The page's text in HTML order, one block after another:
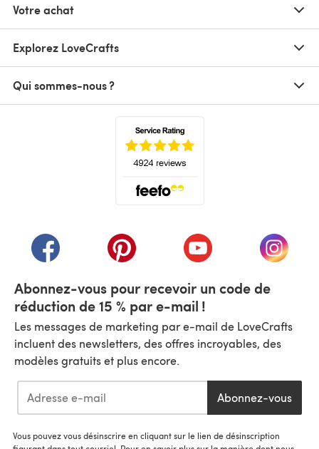
Votre achat
Explorez LoveCrafts
Qui sommes-nous ?
(s'ouvre dans un nouvel onglet)
(s'ouvre dans un nouvel onglet)
(s'ouvre dans un(s'ouvre
Abonnez-vous pour recevoir un code de
réduction de 15 % par e-mail !
Les messages de marketing par e-mail de LoveCrafts
incluent des newsletters, des offres incroyables, des
modèles gratuits et plus encore.
Abonnez-vous
Vous pouvez vous désinscrire en cliquant sur le lien de désinscription